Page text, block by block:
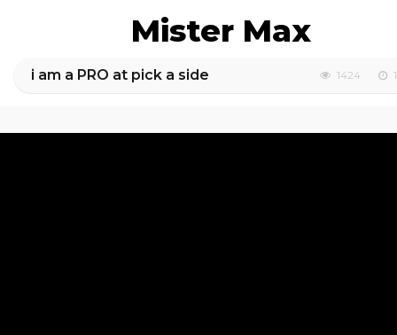
Mister Max
i am a PRO at pick a side 1424